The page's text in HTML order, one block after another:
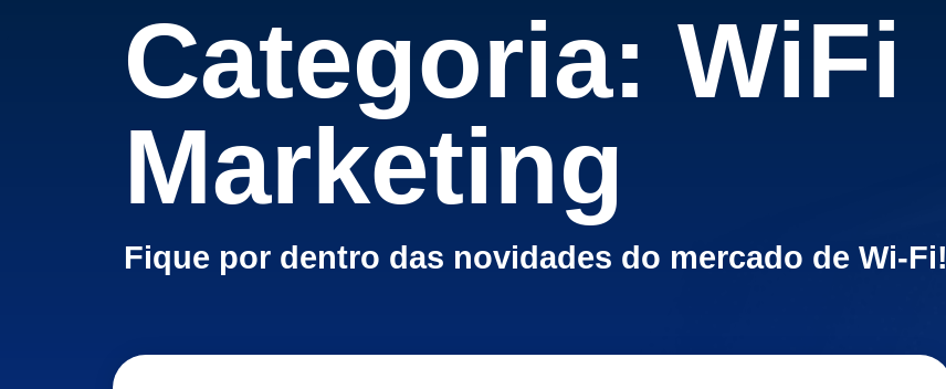
Categoria: WiFi
Marketing
Fique por dentro das novidades do mercado de Wi-Fi!